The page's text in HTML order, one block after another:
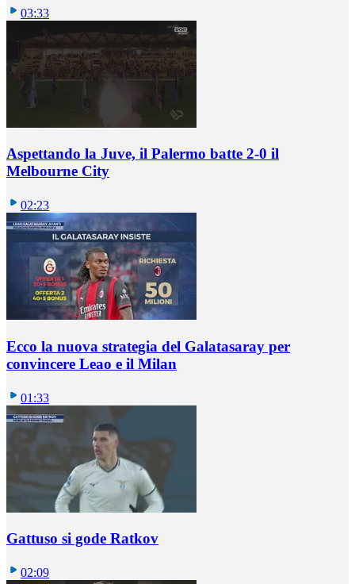
03:33
Aspettando la Juve, il Palermo batte 2-0 il
Melbourne City
02:23
Ecco la nuova strategia del Galatasaray per
convincere Leao e il Milan
01:33
Gattuso si gode Ratkov
02:09